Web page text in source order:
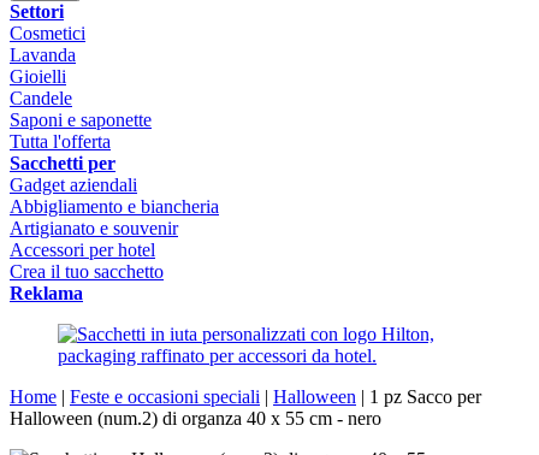
Settori
Cosmetici
Lavanda
Gioielli
Candele
Saponi e saponette
Tutta l'offerta
Sacchetti per
Gadget aziendali
Abbigliamento e biancheria
Artigianato e souvenir
Accessori per hotel
Crea il tuo sacchetto
Reklama
Home | Feste e occasioni speciali | Halloween | 1 pz Sacco per
Halloween (num.2) di organza 40 x 55 cm - nero